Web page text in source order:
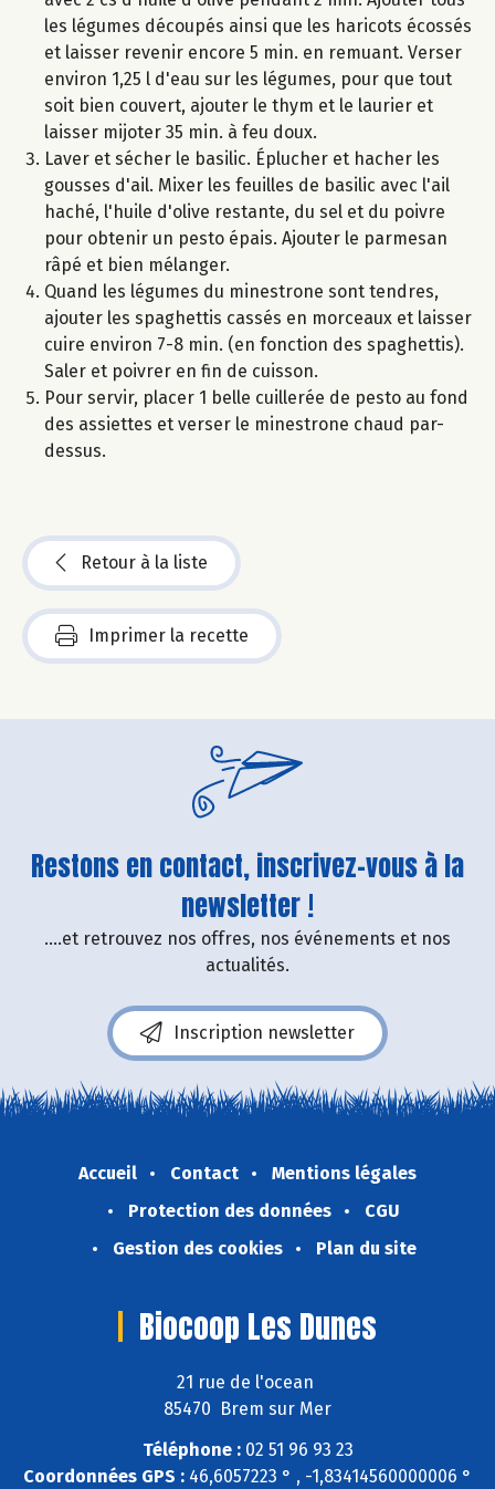
les légumes découpés ainsi que les haricots écossés
et laisser revenir encore 5 min. en remuant. Verser
environ 1,25 l d'eau sur les légumes, pour que tout
soit bien couvert, ajouter le thym et le laurier et
laisser mijoter 35 min. à feu doux.
Laver et sécher le basilic. Éplucher et hacher les
gousses d'ail. Mixer les feuilles de basilic avec l'ail
haché, l'huile d'olive restante, du sel et du poivre
pour obtenir un pesto épais. Ajouter le parmesan
râpé et bien mélanger.
Quand les légumes du minestrone sont tendres,
ajouter les spaghettis cassés en morceaux et laisser
cuire environ 7-8 min. (en fonction des spaghettis).
Saler et poivrer en fin de cuisson.
Pour servir, placer 1 belle cuillerée de pesto au fond
des assiettes et verser le minestrone chaud par-
dessus.
Retour à la liste
Imprimer la recette
Restons en contact, inscrivez-vous à la
newsletter !
....et retrouvez nos offres, nos événements et nos
actualités.
Inscription newsletter
Accueil Contact
Mentions légales
Protection des données
CGU
Gestion des cookies
Plan du site
Biocoop Les Dunes
21 rue de l'ocean
85470 Brem sur Mer
Téléphone :02 51 96 93 23
Coordonnées GPS : 46,6057223 ° , -1,83414560000006 °